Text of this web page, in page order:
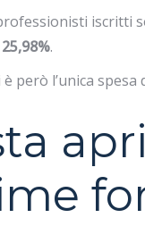
iscritti
25,98%.
però l’unica